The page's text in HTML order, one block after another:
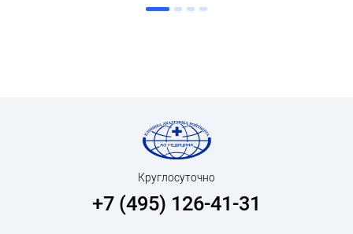
Круглосуточно
+7 (495) 126-41-31